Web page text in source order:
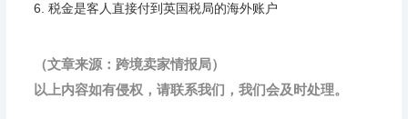
6. 税金是客人直接付到英国税局的海外账户
（文章来源：跨境卖家情报局）
以上内容如有侵权，请联系我们，我们会及时处理。